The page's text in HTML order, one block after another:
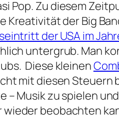
Pop. Zu diesem
Kreativität der Big
der USA im
untergrub. Man
Diese kleinen
mit diesen Steuern
– Musik zu spielen
wieder beobachten